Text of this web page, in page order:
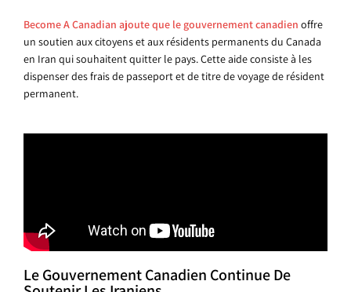
Become A Canadian ajoute que le gouvernement canadien offre
un soutien aux citoyens et aux résidents permanents du Canada
en Iran qui souhaitent quitter le pays. Cette aide consiste à les
dispenser des frais de passeport et de titre de voyage de résident
permanent.
Le Gouvernement Canadien Continue De